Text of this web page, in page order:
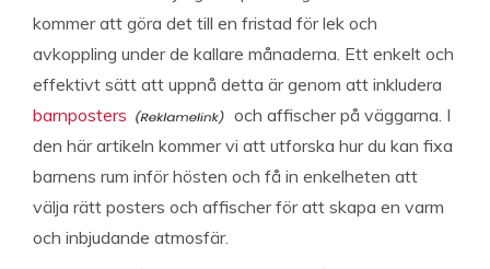
kommer att göra det till en fristad för lek och
avkoppling under de kallare månaderna. Ett enkelt och
effektivt sätt att uppnå detta är genom att inkludera
barnposters
och affischer på väggarna. I
den här artikeln kommer vi att utforska hur du kan fixa
barnens rum inför hösten och få in enkelheten att
välja rätt posters och affischer för att skapa en varm
och inbjudande atmosfär.